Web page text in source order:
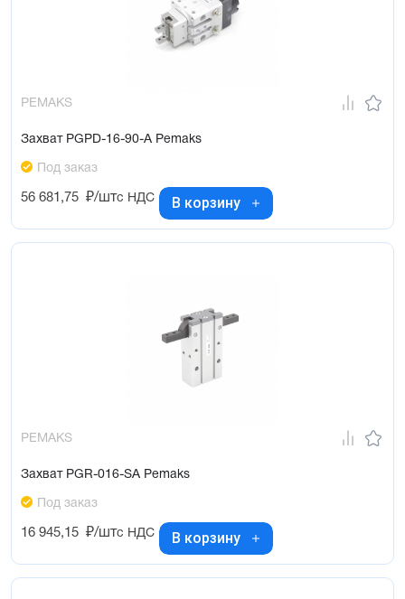
PEMAKS
Захват PGPD-16-90-A Pemaks
Под заказ
56 681,75 ₽/штс НДС В корзину
PEMAKS
Захват PGR-016-SA Pemaks
Под заказ
16 945,15 ₽/штс НДС В корзину